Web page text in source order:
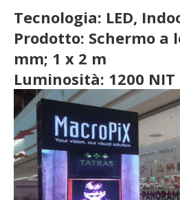
Tecnologia: LED,
Prodotto: Schermo a
mm; 1 x 2 m
Luminosità: 1200 NIT